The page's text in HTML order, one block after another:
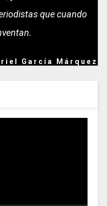
que cuando
García Márquez